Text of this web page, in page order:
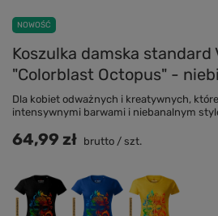
NOWOŚĆ
Koszulka damska standard
"Colorblast Octopus" -
Dla kobiet odważnych i kreatywnych,
intensywnymi barwami i niebanalnym
64,99 zł brutto / szt.